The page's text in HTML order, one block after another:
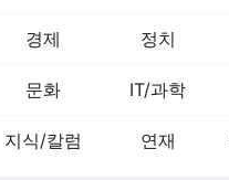
경제 정치
문화 IT/과학
지식/칼럼 연재